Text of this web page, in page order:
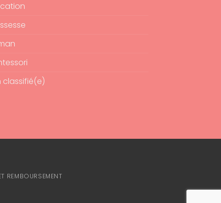
classifié(e)
REMBOURSEMENT